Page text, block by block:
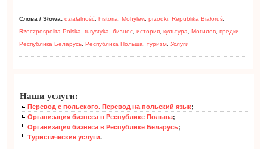
Слова / Słowa: działalność ,historia ,Mohylew,przodki ,Republika Białoruś
Rzeczpospolita Polska
,turystyka ,бизнес ,история ,культура ,Могилев ,предки
Республика Беларусь ,Республика Польша ,туризм ,Услуги
Наши услуги:
Перевод с польского. Перевод на польский язык;
Организация бизнеса в Республике Польша;
Организация бизнеса в Республике Беларусь;
Туристические услуги.